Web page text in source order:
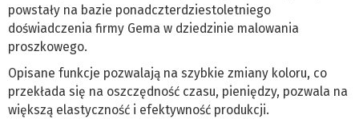
powstały na bazie ponadczterdziestoletniego
doświadczenia firmy Gema w dziedzinie malowania
proszkowego.
Opisane funkcje pozwalają na szybkie zmiany koloru, co
przekłada się na oszczędność czasu, pieniędzy, pozwala na
większą elastyczność i efektywność produkcji.